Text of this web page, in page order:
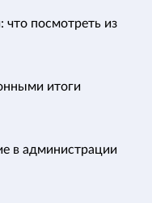
посмотреть из
итоги
в администрации